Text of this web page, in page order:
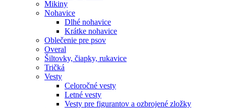
Mikiny
Nohavice
Dlhé nohavice
Krátke nohavice
Oblečenie pre psov
Overal
Šiltovky, čiapky, rukavice
Tričká
Vesty
Celoročné vesty
Letné vesty
Vesty pre figurantov a ozbrojené zložky